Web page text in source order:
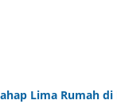
Lima Rumah di